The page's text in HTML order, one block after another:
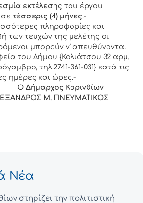
εκτέλεσης του έργου
σε τέσσερις (4) μήνες.-
πληροφορίες και
των τευχών της μελέτης οι
μπορούν ν’ απευθύνονται
του Δήμου {Κολιάτσου 32 αρμ.
τηλ.2741-361-031} κατά τις
ημέρες και ώρες.-
Ο Δήμαρχος Κορινθίων
Μ. ΠΝΕΥΜΑΤΙΚΟΣ
Νέα
στηρίζει την πολιτιστική